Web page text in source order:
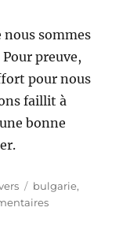
nous sommes
preuve,
pour nous
faillit à
bonne
Étiquettes
bulgarie,
sur